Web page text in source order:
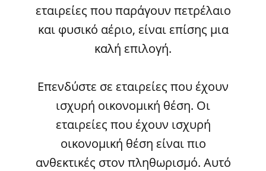
εταιρείες που παράγουν πετρέλαιο
και φυσικό αέριο, είναι επίσης μια
καλή επιλογή.
Επενδύστε σε εταιρείες που έχουν
ισχυρή οικονομική θέση. Οι
εταιρείες που έχουν ισχυρή
οικονομική θέση είναι πιο
ανθεκτικές στον πληθωρισμό. Αυτό